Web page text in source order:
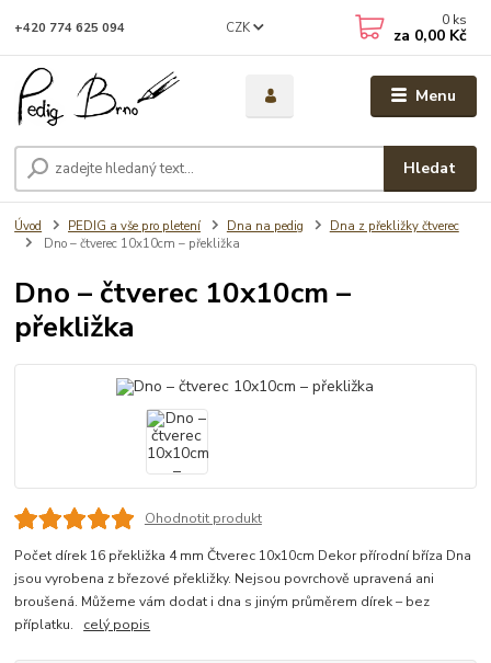
Menu
CZK
Hledat
+420 774 625 094 0 ks
za 0,00 Kč
Úvod PEDIG a vše pro pletení Dna na pedig
Dna z překližky čtverec
Dno – čtverec 10x10cm – překližka
Dno – čtverec 10x10cm –
překližka
Ohodnotit produkt
Počet dírek 16 překližka 4 mm Čtverec 10x10cm Dekor přírodní bříza Dna
jsou vyrobena z březové překližky. Nejsou povrchově upravená ani
broušená. Můžeme vám dodat i dna s jiným průměrem dírek – bez
příplatku. celý popis